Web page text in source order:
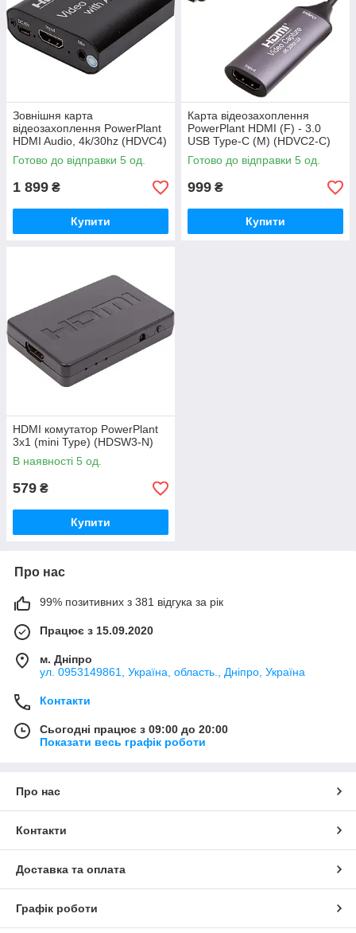
Зовнішня карта
відеозахоплення PowerPlant
HDMI Audio, 4k/30hz (HDVC4)
Готово до відправки 5 од.
1 899 ₴
Купити
Карта відеозахоплення
PowerPlant HDMI (F) - 3.0
USB Type-C (M) (HDVC2-C)
Готово до відправки 5 од.
999 ₴
Купити
HDMI комутатор PowerPlant
3x1 (mini Type) (HDSW3-N)
В наявності 5 од.
579 ₴
Купити
Про нас
99% позитивних з 381 відгука за рік
Працює з 15.09.2020
м. Дніпро
ул. 0953149861, Україна, область., Дніпро, Україна
Контакти
Сьогодні працює з 09:00 до 20:00
Показати весь графік роботи
Про нас
Контакти
Доставка та оплата
Графік роботи